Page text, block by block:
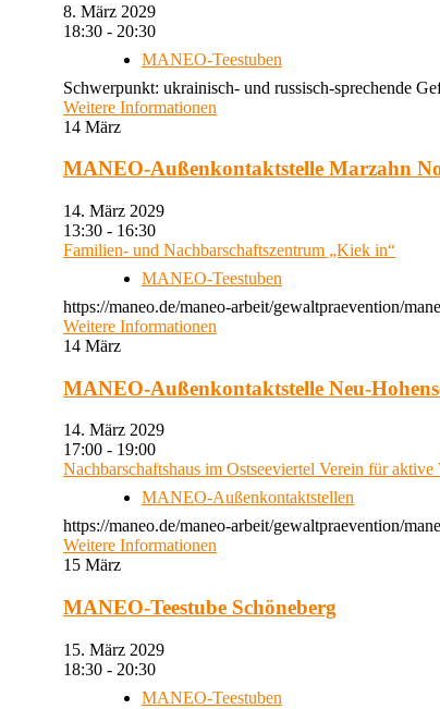
8. März 2029
18:30 - 20:30
MANEO-Teestuben
Schwerpunkt: ukrainisch- und russisch-sprechende
Weitere Informationen
14 März
MANEO-Außenkontaktstelle Marzahn
14. März 2029
13:30 - 16:30
Familien- und Nachbarschaftszentrum „Kiek in“
MANEO-Teestuben
https://maneo.de/maneo-arbeit/gewaltpraevention/
Weitere Informationen
14 März
MANEO-Außenkontaktstelle Neu-
14. März 2029
17:00 - 19:00
Nachbarschaftshaus im Ostseeviertel Verein für
MANEO-Außenkontaktstellen
https://maneo.de/maneo-arbeit/gewaltpraevention/
Weitere Informationen
15 März
MANEO-Teestube Schöneberg
15. März 2029
18:30 - 20:30
MANEO-Teestuben